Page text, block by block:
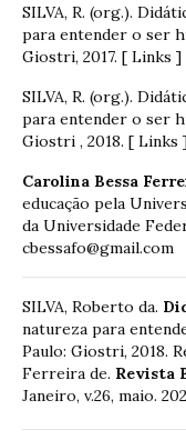
SILVA, R. (org.).
para entender o ser
Giostri, 2017. [ Links ]
SILVA, R. (org.).
para entender o ser
Giostri , 2018. [ Links
Carolina Bessa
educação pela
da Universidade
cbessafo@gmail.com
SILVA, Roberto da.
natureza para
Paulo: Giostri, 2018.
Ferreira de. Revista
Janeiro, v.26, maio.